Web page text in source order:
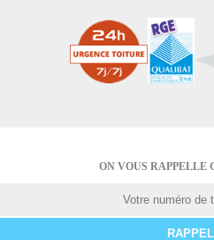
ON VOUS RAPPELLE